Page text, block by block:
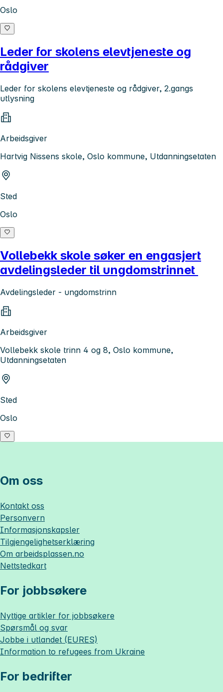
Oslo
Leder for skolens elevtjeneste og
rådgiver
Leder for skolens elevtjeneste og rådgiver, 2.gangs
utlysning
Arbeidsgiver
Hartvig Nissens skole, Oslo kommune, Utdanningsetaten
Sted
Oslo
Vollebekk skole søker en engasjert
avdelingsleder til ungdomstrinnet
Avdelingsleder - ungdomstrinn
Arbeidsgiver
Vollebekk skole trinn 4 og 8, Oslo kommune,
Utdanningsetaten
Sted
Oslo
Om oss
Kontakt oss
Personvern
Informasjonskapsler
Tilgjengelighetserklæring
Om arbeidsplassen.no
Nettstedkart
For jobbsøkere
Nyttige artikler for jobbsøkere
Spørsmål og svar
Jobbe i utlandet (EURES)
Information to refugees from Ukraine
For bedrifter